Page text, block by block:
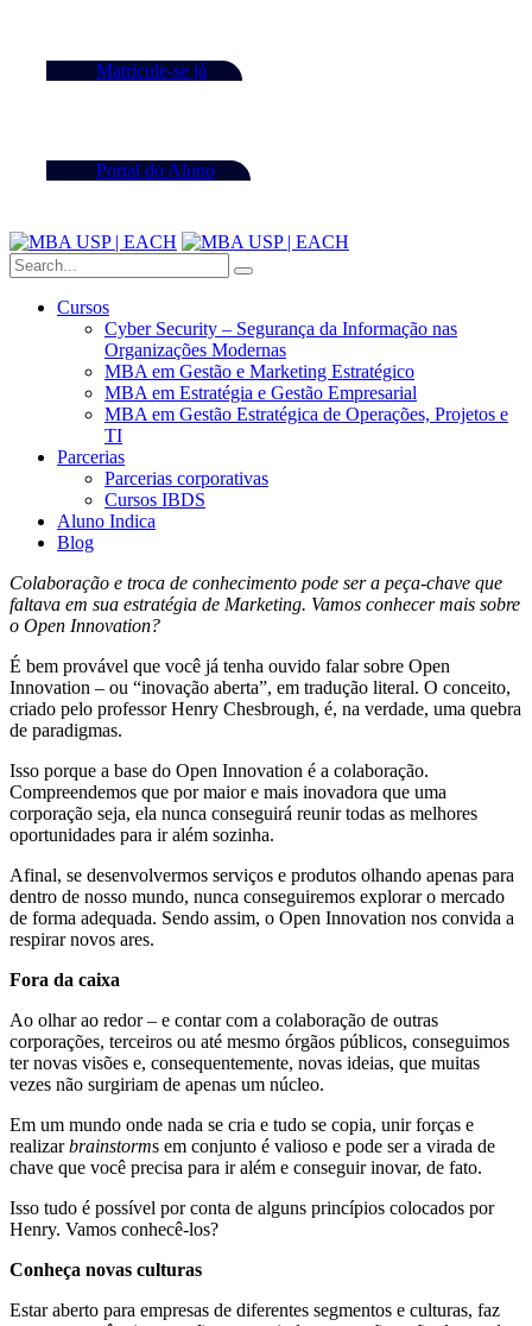
Matricule-se já
Portal do Aluno
Cursos
Cyber Security – Segurança da Informação nas
Organizações Modernas
MBA em Gestão e Marketing Estratégico
MBA em Estratégia e Gestão Empresarial
MBA em Gestão Estratégica de Operações, Projetos e
TI
Parcerias
Parcerias corporativas
Cursos IBDS
Aluno Indica
Blog
Colaboração e troca de conhecimento pode ser a peça-chave que
faltava em sua estratégia de Marketing. Vamos conhecer mais sobre
o Open Innovation?
É bem provável que você já tenha ouvido falar sobre Open
Innovation – ou “inovação aberta”, em tradução literal. O conceito,
criado pelo professor Henry Chesbrough, é, na verdade, uma quebra
de paradigmas.
Isso porque a base do Open Innovation é a colaboração.
Compreendemos que por maior e mais inovadora que uma
corporação seja, ela nunca conseguirá reunir todas as melhores
oportunidades para ir além sozinha.
Afinal, se desenvolvermos serviços e produtos olhando apenas para
dentro de nosso mundo, nunca conseguiremos explorar o mercado
de forma adequada. Sendo assim, o Open Innovation nos convida a
respirar novos ares.
Fora da caixa
Ao olhar ao redor – e contar com a colaboração de outras
corporações, terceiros ou até mesmo órgãos públicos, conseguimos
ter novas visões e, consequentemente, novas ideias, que muitas
vezes não surgiriam de apenas um núcleo.
Em um mundo onde nada se cria e tudo se copia, unir forças e
realizarbrainstorms em conjunto é valioso e pode ser a virada de
chave que você precisa para ir além e conseguir inovar, de fato.
Isso tudo é possível por conta de alguns princípios colocados por
Henry. Vamos conhecê-los?
Conheça novas culturas
Estar aberto para empresas de diferentes segmentos e culturas, faz